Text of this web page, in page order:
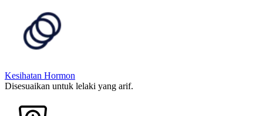
Kesihatan Hormon
Disesuaikan untuk lelaki yang arif.